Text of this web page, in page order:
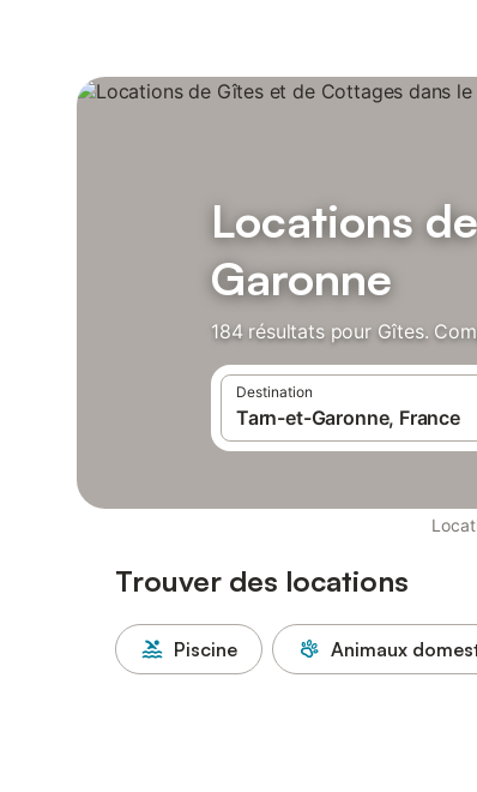
Locations
Garonne
184 résultats pour Gîtes.
Destination
Trouver des locations
Piscine Animaux